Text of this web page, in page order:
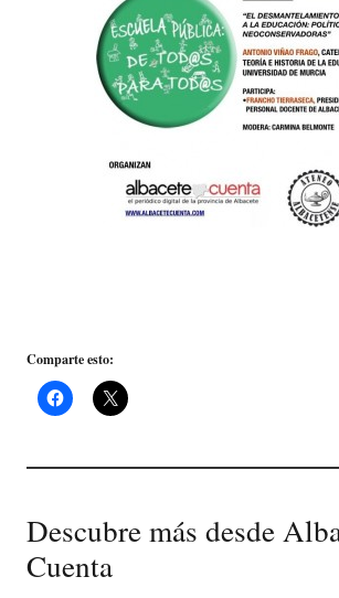
Comparte esto:
Descubre más desde
Cuenta